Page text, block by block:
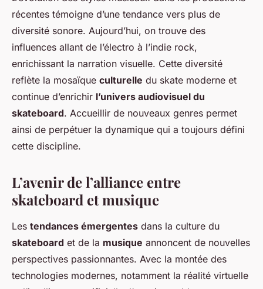
récentes témoigne d’une tendance vers plus de
diversité sonore. Aujourd’hui, on trouve des
influences allant de l’électro à l’indie rock,
enrichissant la narration visuelle. Cette diversité
reflète la mosaïque culturelle du skate moderne et
continue d’enrichir l’univers audiovisuel du
skateboard. Accueillir de nouveaux genres permet
ainsi de perpétuer la dynamique qui a toujours défini
cette discipline.
L’avenir de l’alliance entre
skateboard et musique
Les tendances émergentes dans la culture du
skateboard et de la musique annoncent de nouvelles
perspectives passionnantes. Avec la montée des
technologies modernes, notamment la réalité virtuelle